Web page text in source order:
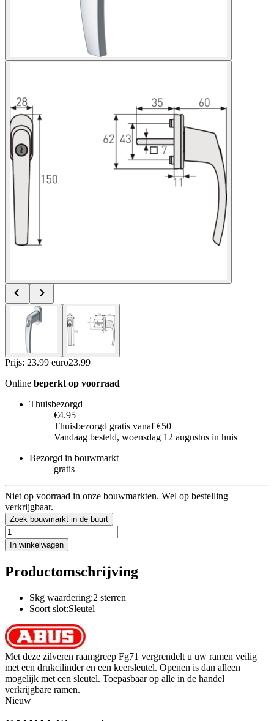
Prijs: 23.99 euro23.99
Online beperkt op voorraad
Thuisbezorgd
€4.95
Thuisbezorgd gratis vanaf €50
Vandaag besteld, woensdag 12 augustus in huis
Bezorgd in bouwmarkt
gratis
Niet op voorraad in onze bouwmarkten. Wel op bestelling
verkrijgbaar.
Zoek bouwmarkt in de buurt
In winkelwagen
Productomschrijving
Skg waardering:2 sterren
Soort slot:Sleutel
Met deze zilveren raamgreep Fg71 vergrendelt u uw ramen veilig
met een drukcilinder en een keersleutel. Openen is dan alleen
mogelijk met een sleutel. Toepasbaar op alle in de handel
verkrijgbare ramen.
Nieuw